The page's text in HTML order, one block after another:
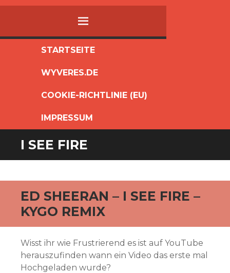
MENÜ
SPRINGEN
STARTSEITE
WYVERES.DE
COOKIE-RICHTLINIE (EU)
IMPRESSUM
I SEE FIRE
ED SHEERAN – I SEE FIRE –
KYGO REMIX
Wisst ihr wie Frustrierend es ist auf YouTube
herauszufinden wann ein Video das erste mal
Hochgeladen wurde?